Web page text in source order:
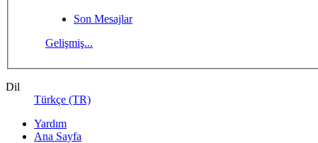
Son Mesajlar
Gelişmiş...
Dil
Türkçe (TR)
Yardım
Ana Sayfa